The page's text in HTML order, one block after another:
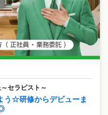
セラピスト～
う☆研修からデビューま